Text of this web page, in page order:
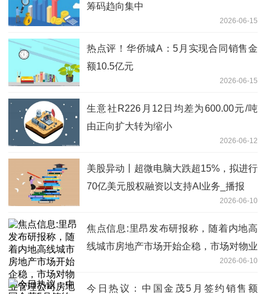
筹码趋向集中
2026-06-15
热点评！华侨城A：5月实现合同销售金
额10.5亿元
2026-06-15
生意社R226月12日均差为600.00元/吨
由正向扩大转为缩小
2026-06-12
美股异动丨超微电脑大跌超15%，拟进行
70亿美元股权融资以支持AI业务_播报
2026-06-10
焦点信息:里昂发布研报称，随着内地高
线城市房地产市场开始企稳，市场对物业
管理公司房地产相关风险敞口的担忧可能
逐步缓解
2026-06-10
今日热议：中国金茂5月签约销售额